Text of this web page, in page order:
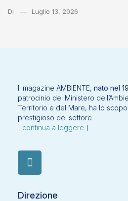
Di Luglio 13, 2026
Il magazine AMBIENTE, nato nel
patrocinio del Ministero
Territorio e del Mare, ha lo
prestigioso del settore
[ continua a leggere ]
Direzione